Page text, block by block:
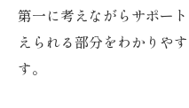
第一に考えながらサポー
えられる部分をわかりや
す。